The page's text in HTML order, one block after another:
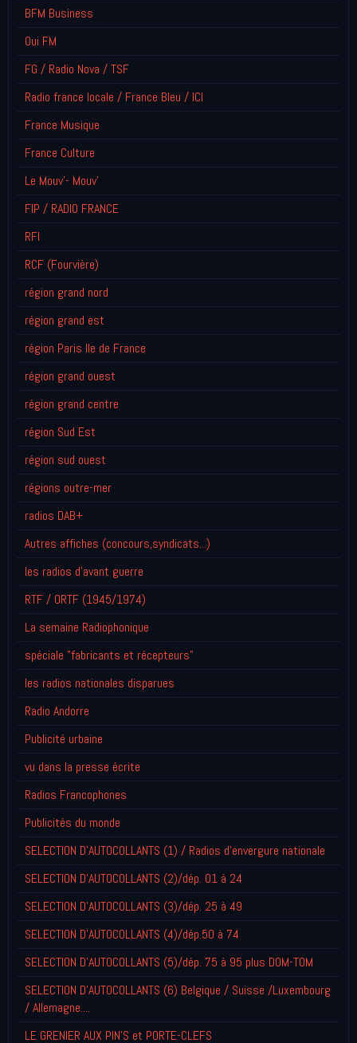
BFM Business
Oui FM
FG / Radio Nova / TSF
Radio france locale / France Bleu / ICI
France Musique
France Culture
Le Mouv'- Mouv'
FIP / RADIO FRANCE
RFI
RCF (Fourvière)
région grand nord
région grand est
région Paris Ile de France
région grand ouest
région grand centre
région Sud Est
région sud ouest
régions outre-mer
radios DAB+
Autres affiches (concours,syndicats...)
les radios d'avant guerre
RTF / ORTF (1945/1974)
La semaine Radiophonique
spéciale "fabricants et récepteurs"
les radios nationales disparues
Radio Andorre
Publicité urbaine
vu dans la presse écrite
Radios Francophones
Publicités du monde
SELECTION D'AUTOCOLLANTS (1) / Radios d'envergure nationale
SELECTION D'AUTOCOLLANTS (2)/dép. 01 à 24
SELECTION D'AUTOCOLLANTS (3)/dép. 25 à 49
SELECTION D'AUTOCOLLANTS (4)/dép.50 à 74
SELECTION D'AUTOCOLLANTS (5)/dép. 75 à 95 plus DOM-TOM
SELECTION D'AUTOCOLLANTS (6) Belgique / Suisse /Luxembourg
/ Allemagne....
LE GRENIER AUX PIN'S et PORTE-CLEFS